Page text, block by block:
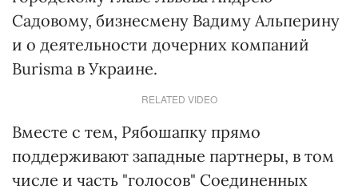
Садовому, бизнесмену Вадиму Альперину
и о деятельности дочерних компаний
Burisma в Украине.
RELATED VIDEO
Вместе с тем, Рябошапку прямо
поддерживают западные партнеры, в том
числе и часть "голосов" Соединенных